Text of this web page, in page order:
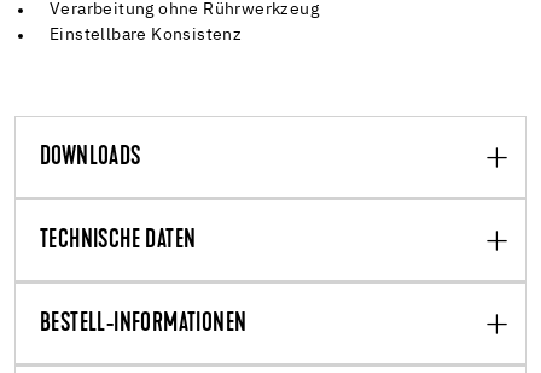
Verarbeitung ohne Rührwerkzeug
Einstellbare Konsistenz
DOWNLOADS
TECHNISCHE DATEN
BESTELL-INFORMATIONEN